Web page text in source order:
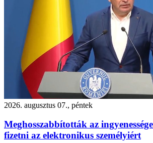
2026. augusztus 07., péntek
Meghosszabbították az
fizetni az elektronikus személyiért